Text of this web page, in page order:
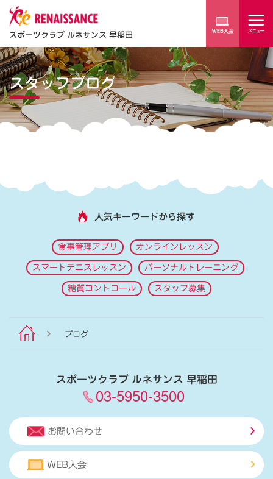
スポーツクラブ ルネサンス 早稲田
スタッフブログ
人気キーワードから探す
食事管理アプリ オンラインレッスン
スマートテニスレッスン パーソナルトレーニング
糖質コントロール スタッフ募集
ブログ
スポーツクラブ ルネサンス 早稲田
03-5950-3500
お問い合わせ
WEB入会